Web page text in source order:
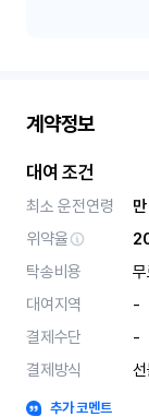
계약정보
대여 조건
최소 운전연령
위약율
탁송비용
대여지역
-
결제수단
-
결제방식
선
추가 코멘트